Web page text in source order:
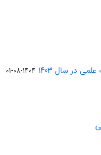
در سال 1403 1404-08-01